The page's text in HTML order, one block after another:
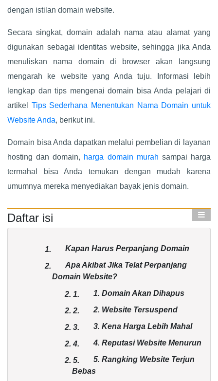
dengan istilan domain website.
Secara singkat, domain adalah nama atau alamat yang
digunakan sebagai identitas website, sehingga jika Anda
menuliskan nama domain di browser akan langsung
mengarah ke website yang Anda tuju. Informasi lebih
lengkap dan tips mengenai domain bisa Anda pelajari di
artikel Tips Sederhana Menentukan Nama Domain untuk
Website Anda, berikut ini.
Domain bisa Anda dapatkan melalui pembelian di layanan
hosting dan domain, harga domain murah sampai harga
termahal bisa Anda temukan dengan mudah karena
umumnya mereka menyediakan bayak jenis domain.
Daftar isi
1. Kapan Harus Perpanjang Domain
2.
Apa Akibat Jika Telat Perpanjang
Domain Website?
2. 1. 1. Domain Akan Dihapus
2. 2. 2. Website Tersuspend
2. 3. 3. Kena Harga Lebih Mahal
2.4. 4. Reputasi Website Menurun
2. 5.
5. Rangking Website Terjun
Bebas